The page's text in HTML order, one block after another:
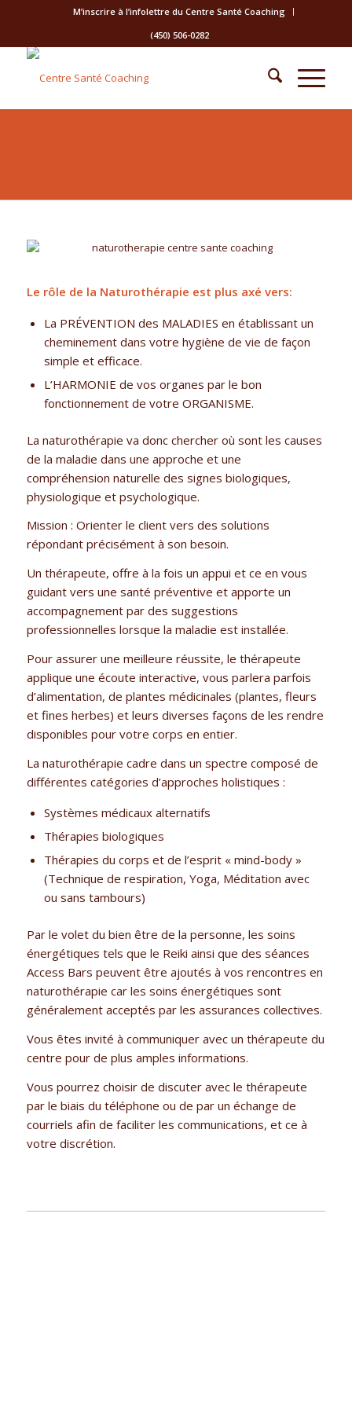
M’inscrire à l’infolettre du Centre Santé Coaching
(450) 506-0282
Le rôle de la Naturothérapie est plus axé vers:
La PRÉVENTION des MALADIES en établissant un
cheminement dans votre hygiène de vie de façon
simple et efficace.
L’HARMONIE de vos organes par le bon
fonctionnement de votre ORGANISME.
La naturothérapie va donc chercher où sont les causes
de la maladie dans une approche et une
compréhension naturelle des signes biologiques,
physiologique et psychologique.
Mission : Orienter le client vers des solutions
répondant précisément à son besoin.
Un thérapeute, offre à la fois un appui et ce en vous
guidant vers une santé préventive et apporte un
accompagnement par des suggestions
professionnelles lorsque la maladie est installée.
Pour assurer une meilleure réussite, le thérapeute
applique une écoute interactive, vous parlera parfois
d’alimentation, de plantes médicinales (plantes, fleurs
et fines herbes) et leurs diverses façons de les rendre
disponibles pour votre corps en entier.
La naturothérapie cadre dans un spectre composé de
différentes catégories d’approches holistiques :
Systèmes médicaux alternatifs
Thérapies biologiques
Thérapies du corps et de l’esprit « mind-body »
(Technique de respiration, Yoga, Méditation avec
ou sans tambours)
Par le volet du bien être de la personne, les soins
énergétiques tels que le Reiki ainsi que des séances
Access Bars peuvent être ajoutés à vos rencontres en
naturothérapie car les soins énergétiques sont
généralement acceptés par les assurances collectives.
Vous êtes invité à communiquer avec un thérapeute du
centre pour de plus amples informations.
Vous pourrez choisir de discuter avec le thérapeute
par le biais du téléphone ou de par un échange de
courriels afin de faciliter les communications, et ce à
votre discrétion.